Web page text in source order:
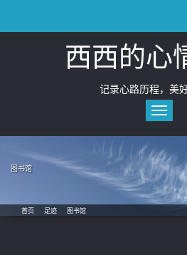
content
西西的心
记录心路历程，美
Toggle
图书馆
首页 足迹 图书馆